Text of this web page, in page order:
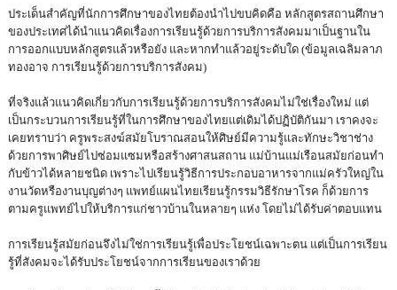
ประเด็นสำคัญที่นักการศึกษาของไทยต้องนำไปขบคิดคือ หลักสูตรสถานศึกษา
ของประเทศได้นำแนวคิดเรื่องการเรียนรู้ด้วยการบริการสังคมมาเป็นฐานใน
การออกแบบหลักสูตรแล้วหรือยัง และหากทำแล้วอยู่ระดับใด (ข้อมูลเฉลิมลาภ
ทองอาจ การเรียนรู้ด้วยการบริการสังคม)
ที่จริงแล้วแนวคิดเกี่ยวกับการเรียนรู้ด้วยการบริการสังคมไม่ใช่เรื่องใหม่ แต่
เป็นกระบวนการเรียนรู้ที่ในการศึกษาของไทยแต่เดิมได้ปฏิบัติกันมา เราคงจะ
เคยทราบว่า ครูพระสงฆ์สมัยโบราณสอนให้ศิษย์มีความรู้และทักษะวิชาช่าง
ด้วยการพาศิษย์ไปซ่อมแซมหรือสร้างศาสนสถาน แม่บ้านแม่เรือนสมัยก่อนทำ
กับข้าวได้หลายชนิด เพราะไปเรียนรู้วิธีการประกอบอาหารจากแม่ครัวใหญ่ใน
งานวัดหรืองานบุญต่างๆ แพทย์แผนไทยเรียนรู้กรรมวิธีรักษาโรค ก็ด้วยการ
ตามครูแพทย์ไปให้บริการแก่ชาวบ้านในหลายๆ แห่ง โดยไม่ได้รับค่าตอบแทน
การเรียนรู้สมัยก่อนจึงไม่ใช่การเรียนรู้เพื่อประโยชน์เฉพาะตน แต่เป็นการเรียน
รู้ที่สังคมจะได้รับประโยชน์จากการเรียนของเราด้วย